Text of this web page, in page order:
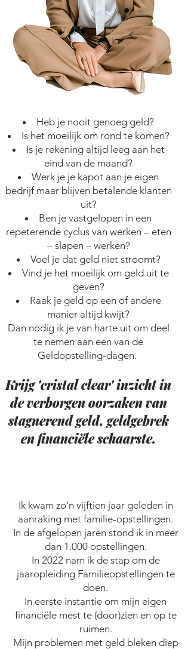
Heb je nooit genoeg geld?
Is het moeilijk om rond te komen?
Is je rekening altijd leeg aan het
eind van de maand?
Werk je je kapot aan je eigen
bedrijf maar blijven betalende klanten
uit?
Ben je vastgelopen in een
repeterende cyclus van werken – eten
– slapen – werken?
Voel je dat geld niet stroomt?
Vind je het moeilijk om geld uit te
geven?
Raak je geld op een of andere
manier altijd kwijt?
Dan nodig ik je van harte uit om deel
te nemen aan een van de
Geldopstelling-dagen.
Krijg 'cristal clear' inzicht in
de verborgen oorzaken van
stagnerend geld, geldgebrek
en financiële schaarste.
Ik kwam zo’n vijftien jaar geleden in
aanraking met familie-opstellingen.
In de afgelopen jaren stond ik in meer
dan 1.000 opstellingen.
In 2022 nam ik de stap om de
jaaropleiding Familieopstellingen te
doen.
In eerste instantie om mijn eigen
financiële mest te (door)zien en op te
ruimen.
Mijn problemen met geld bleken diep